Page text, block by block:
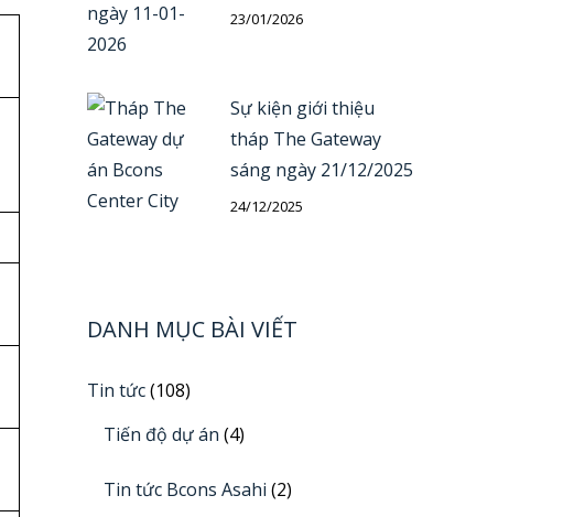
23/01/2026
Sự kiện giới thiệu
tháp The Gateway
sáng ngày 21/12/2025
24/12/2025
DANH MỤC BÀI VIẾT
Tin tức(108)
Tiến độ dự án (4)
Tin tức Bcons Asahi (2)